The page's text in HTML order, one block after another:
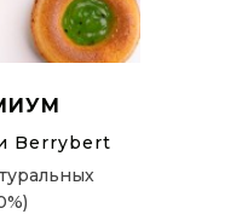
Berrybert